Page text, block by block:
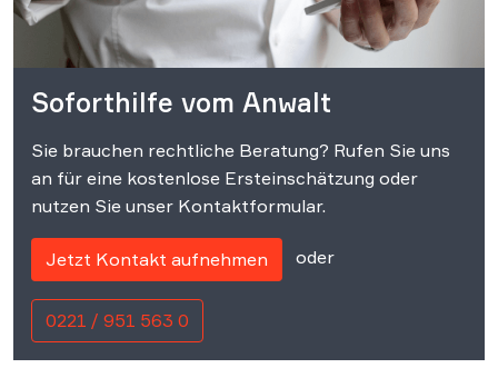
Soforthilfe vom Anwalt
Sie brauchen rechtliche Beratung? Rufen Sie uns
an für eine kostenlose Ersteinschätzung oder
nutzen Sie unser Kontaktformular.
Jetzt Kontakt aufnehmen oder
0221 / 951 563 0